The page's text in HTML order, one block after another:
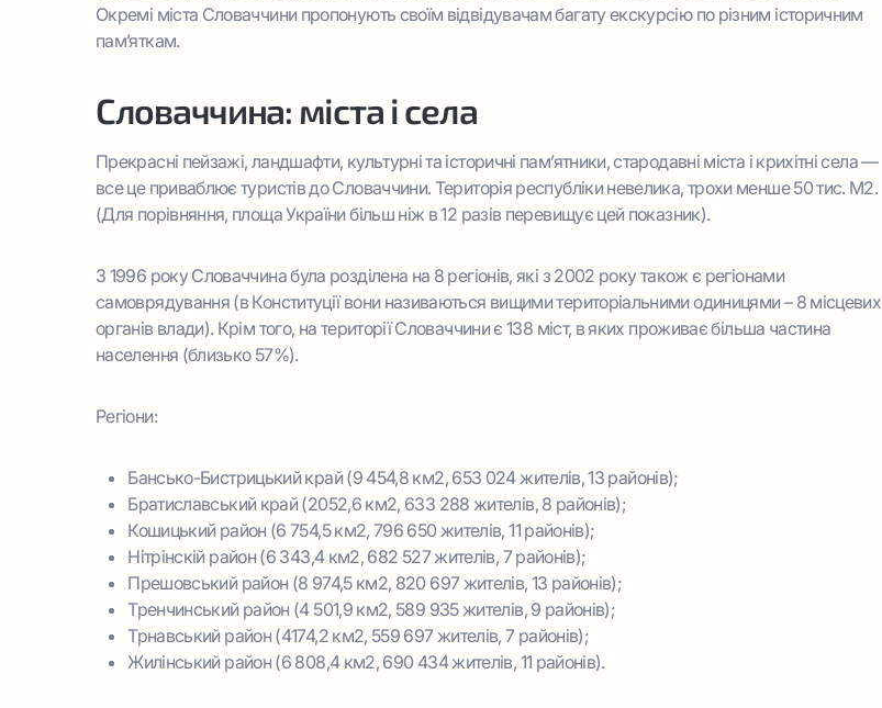
Окремі міста Словаччини пропонують своїм відвідувачам багату екскурсію по різним історичним
пам’яткам.
Словаччина: міста і села
Прекрасні пейзажі, ландшафти, культурні та історичні пам’ятники, стародавні міста і крихітні села —
все це приваблює туристів до Словаччини. Територія республіки невелика, трохи менше 50 тис. М2.
(Для порівняння, площа України більш ніж в 12 разів перевищує цей показник).
З 1996 року Словаччина була розділена на 8 регіонів, які з 2002 року також є регіонами
самоврядування (в Конституції вони називаються вищими територіальними одиницями – 8 місцевих
органів влади). Крім того, на території Словаччини є 138 міст, в яких проживає більша частина
населення (близько 57%).
Регіони:
Бансько-Бистрицький край (9 454,8 км2, 653 024 жителів, 13 районів);
Братиславський край (2052,6 км2, 633 288 жителів, 8 районів);
Кошицький район (6 754,5 км2, 796 650 жителів, 11 районів);
Нітрінскій район (6 343,4 км2, 682 527 жителів, 7 районів);
Прешовський район (8 974,5 км2, 820 697 жителів, 13 районів);
Тренчинський район (4 501,9 км2, 589 935 жителів, 9 районів);
Трнавський район (4174,2 км2, 559 697 жителів, 7 районів);
Жилінський район (6 808,4 км2, 690 434 жителів, 11 районів).